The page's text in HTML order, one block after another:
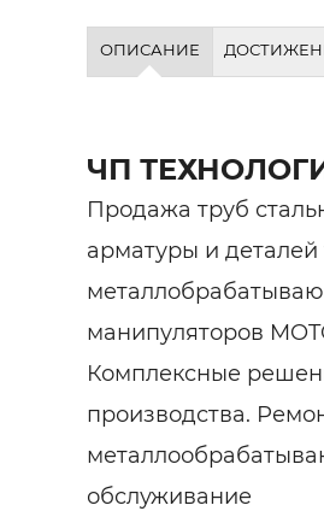
ОПИСАНИЕ
ЧП
Продажа труб
арматуры и деталей
манипуляторов
Комплексные
производства.
обслуживание